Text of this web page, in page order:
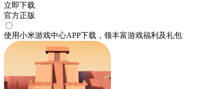
立即下载
官方正版
使用小米游戏中心APP下载 ，领丰富游戏福利 及礼包